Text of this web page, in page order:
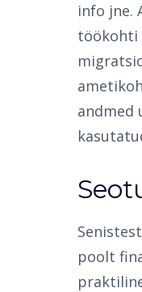
info jne.
töökohti
andmed
poolt